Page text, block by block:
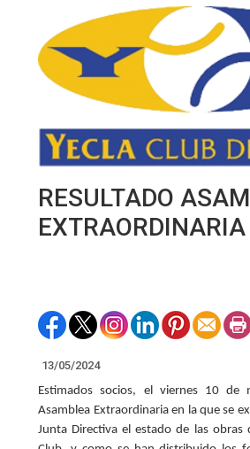
RESULTADO
EXTRAORDINARIA
13/05/2024
Estimados socios, el viernes 10 de
Asamblea Extraordinaria en la que se
Junta Directiva el estado de las obras